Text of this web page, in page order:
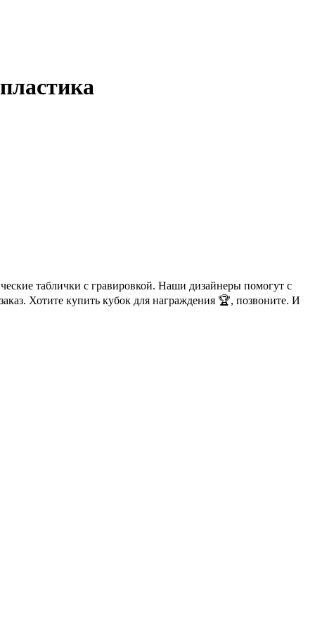
таблички с гравировкой. Наши дизайнеры помогут с
Хотите купить кубок для награждения 🏆, позвоните. И